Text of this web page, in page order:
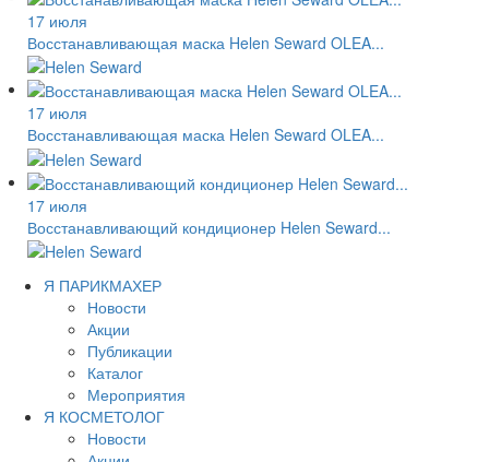
17 июля
Восстанавливающая маска Helen Seward OLEA...
17 июля
Восстанавливающая маска Helen Seward OLEA...
17 июля
Восстанавливающий кондиционер Helen Seward...
Я ПАРИКМАХЕР
Новости
Акции
Публикации
Каталог
Мероприятия
Я КОСМЕТОЛОГ
Новости